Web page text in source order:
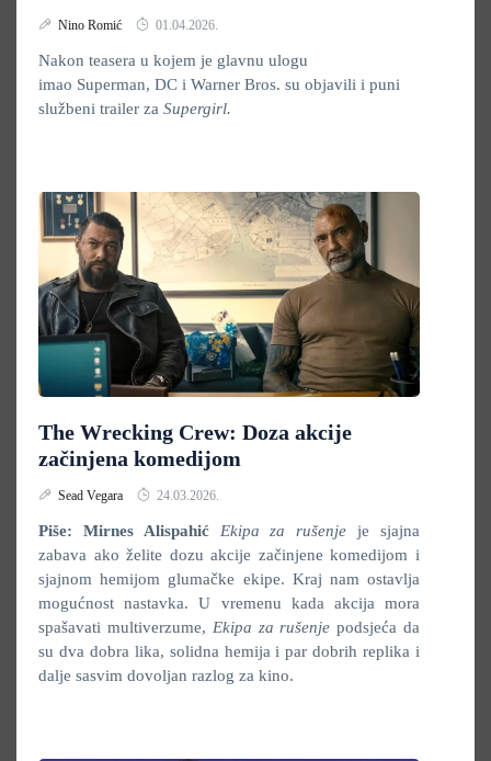
Nino Romić 01.04.2026.
Nakon teasera u kojem je glavnu ulogu
imao Superman, DC i Warner Bros. su objavili i puni
službeni trailer za Supergirl.
The Wrecking Crew: Doza akcije
začinjena komedijom
Sead Vegara 24.03.2026.
Piše: Mirnes Alispahić Ekipa za rušenje je sjajna
zabava ako želite dozu akcije začinjene komedijom i
sjajnom hemijom glumačke ekipe. Kraj nam ostavlja
mogućnost nastavka. U vremenu kada akcija mora
spašavati multiverzume, Ekipa za rušenje podsjeća da
su dva dobra lika, solidna hemija i par dobrih replika i
dalje sasvim dovoljan razlog za kino.